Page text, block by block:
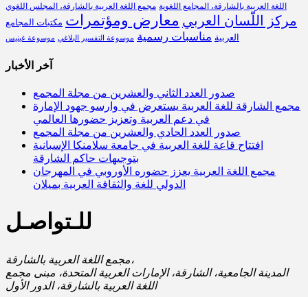
اللغة العربية بالشارقة، المجامع اللغوية مجمع اللغة العربية بالشارقة، المجلس اللغوي
مركز اللّسان العربي معارض ومؤتمرات مكتبات المجامع
العربية مناسبات رسمية موسوعة التفسير البلاغي موسوعة غينيس
آخر الأخبار
صدور العدد الثاني والعشرين من مجلة المجمع
مجمع الشارقة للغة العربية يستعرض في وارسو جهود الإمارة
في دعم العربية وتعزيز حضورها العالمي
صدور العدد الحادي والعشرين من مجلة المجمع
افتتاح قاعة للغة العربية في جامعة سلامنكا الإسبانية
بتوجيهات حاكم الشارقة
مجمع اللغة العربية يعزز حضوره الأوروبي في المهرجان
الدولي للغة والثقافة العربية بميلان
للـتواصـل
مجمع اللغة العربية بالشارقة،
المدينة الجامعية، الشارقة، الإمارات العربية المتحدة، مبنى مجمع
اللغة العربية بالشارقة، الدور الأول